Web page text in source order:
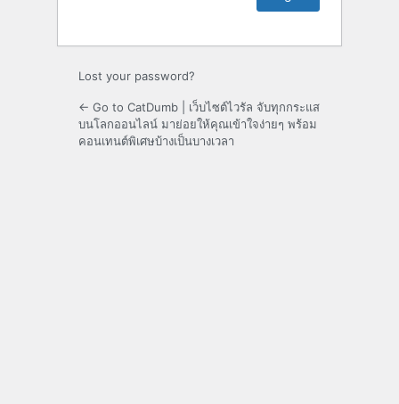
Lost your password?
← Go to CatDumb | เว็บไซต์ไวรัล จับทุกกระแส
บนโลกออนไลน์ มาย่อยให้คุณเข้าใจง่ายๆ พร้อม
คอนเทนต์พิเศษบ้างเป็นบางเวลา